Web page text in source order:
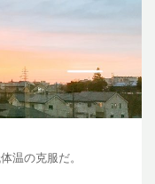
温の克服だ。